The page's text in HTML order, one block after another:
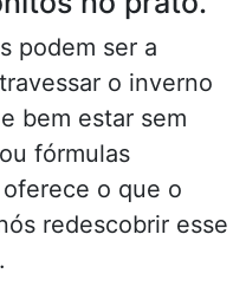
podem ser a
o inverno
bem estar sem
fórmulas
o que o
redescobrir esse